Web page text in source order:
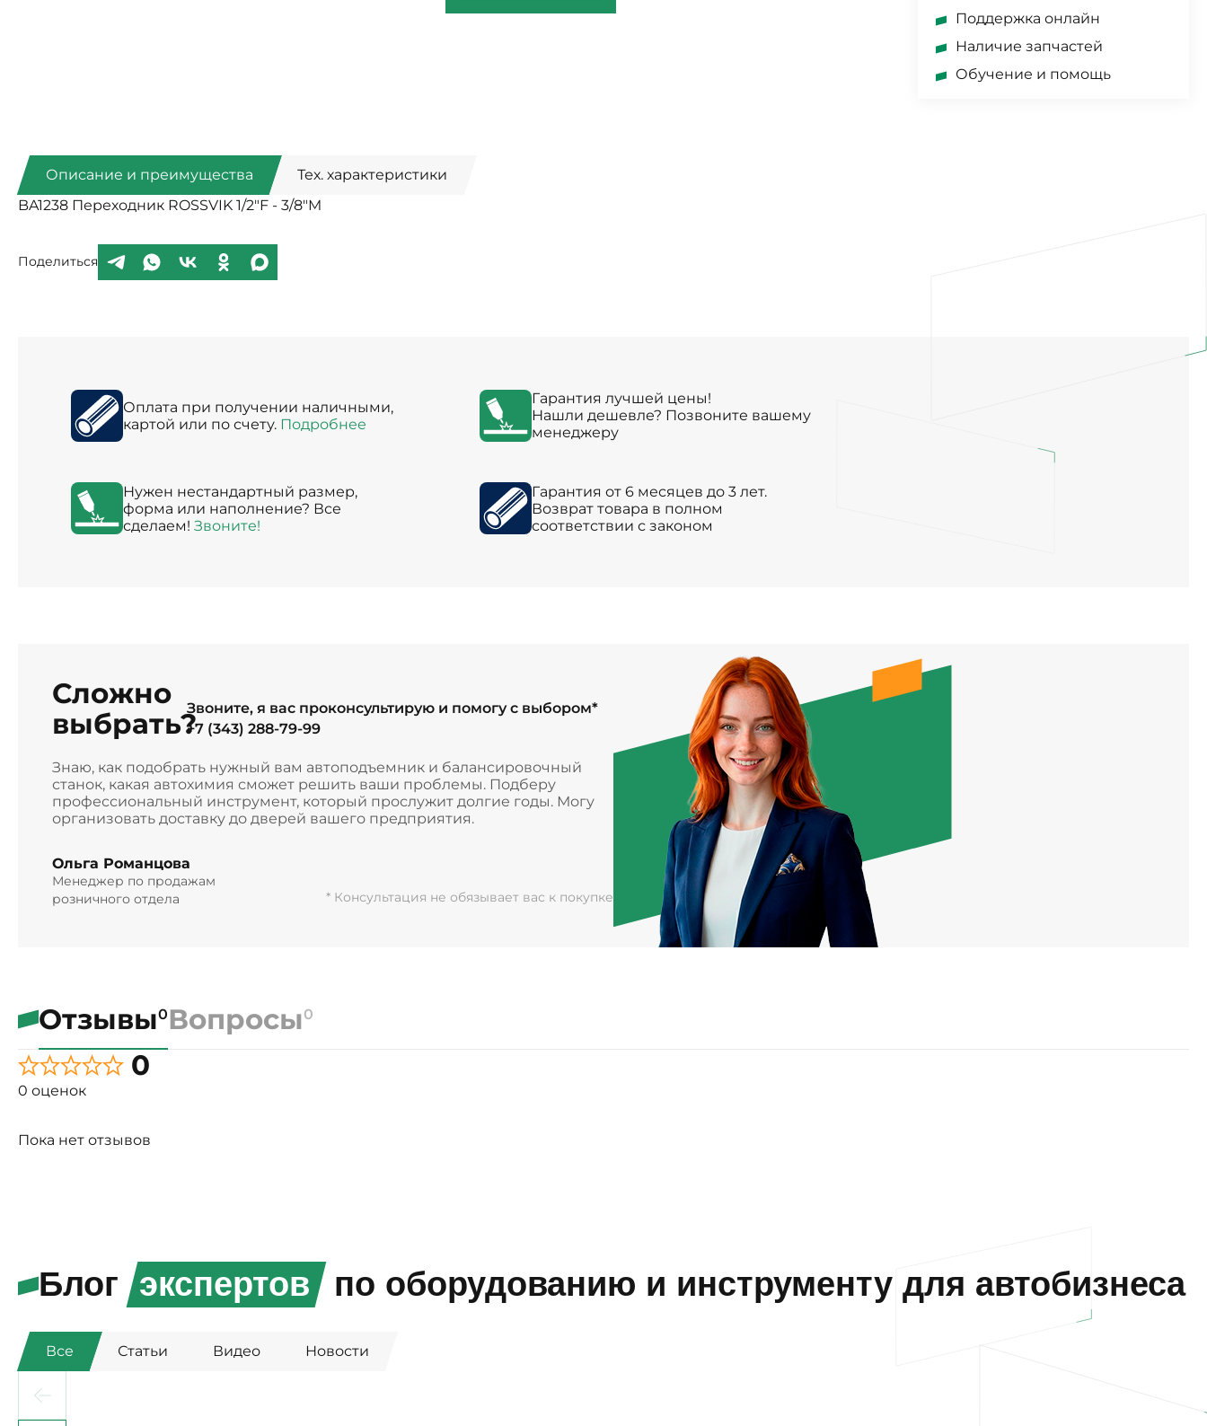
Поддержка онлайн
Наличие запчастей
Обучение и помощь
Описание и преимущества
Тех. характеристики
BA1238 Переходник ROSSVIK 1/2"F - 3/8"M
Поделиться
Оплата при получении наличными,
картой или по счету. Подробнее
Гарантия лучшей цены!
Нашли дешевле? Позвоните вашему
менеджеру
Нужен нестандартный размер,
форма или наполнение? Все
сделаем! Звоните!
Гарантия от 6 месяцев до 3 лет.
Возврат товара в полном
соответствии с законом
Сложно
выбрать?Звоните, я вас проконсультирую и помогу с выбором*
+7 (343) 288-79-99
Знаю, как подобрать нужный вам автоподъемник и балансировочный
станок, какая автохимия сможет решить ваши проблемы. Подберу
профессиональный инструмент, который прослужит долгие годы. Могу
организовать доставку до дверей вашего предприятия.
Ольга Романцова
Менеджер по продажам
розничного отдела
* Консультация не обязывает вас к покупке
Отзывы0Вопросы0
0
0 оценок
Пока нет отзывов
Блог экспертов по оборудованию и инструменту для автобизнеса
Все Статьи Видео Новости